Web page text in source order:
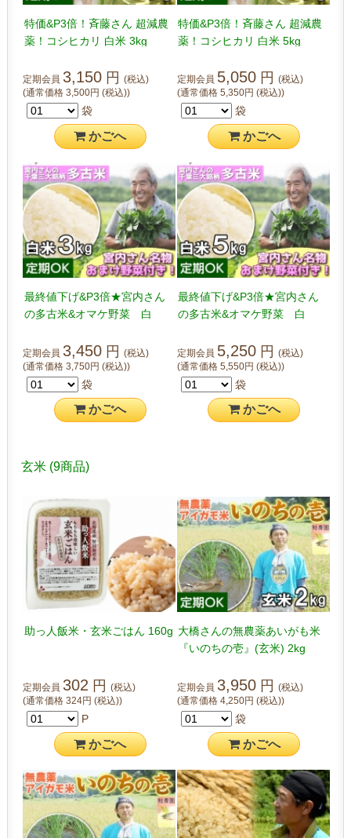
特価&P3倍！斉藤さん 超減農
薬！コシヒカリ 白米 3kg
定期会員 3,150 円(税込)
(通常価格3,500円(税込))
袋
かごへ
特価&P3倍！斉藤さん 超減農
薬！コシヒカリ 白米 5kg
定期会員 5,050 円 (税込)
(通常価格 5,350円 (税込))
袋
かごへ
最終値下げ&P3倍★宮内さん
の多古米&オマケ野菜 白
定期会員 3,450 円(税込)
(通常価格3,750円(税込))
袋
かごへ
最終値下げ&P3倍★宮内さん
の多古米&オマケ野菜 白
定期会員 5,250 円 (税込)
(通常価格 5,550円 (税込))
袋
かごへ
玄米 (9商品)
助っ人飯米・玄米ごはん 160g
定期会員 302 円(税込)
(通常価格324円(税込))
P
かごへ
大橋さんの無農薬あいがも米
『いのちの壱』(玄米) 2kg
定期会員 3,950 円 (税込)
(通常価格 4,250円 (税込))
袋
かごへ